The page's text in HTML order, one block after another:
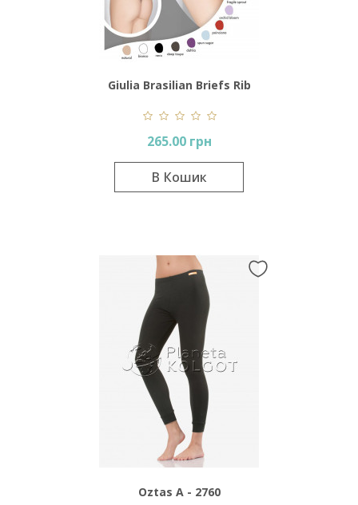
Giulia Brasilian Briefs Rib
265.00 грн
В Кошик
Oztas A - 2760